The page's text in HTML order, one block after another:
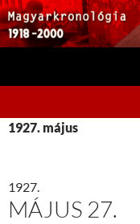
1927. május
1927.
MÁJUS 27.